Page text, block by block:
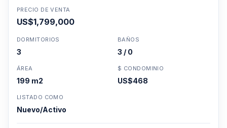
PRECIO DE VENTA
US$1,799,000
DORMITORIOS
3
BAÑOS
3 / 0
ÁREA
199 m2
$ CONDOMINIO
US$468
LISTADO COMO
Nuevo/Activo